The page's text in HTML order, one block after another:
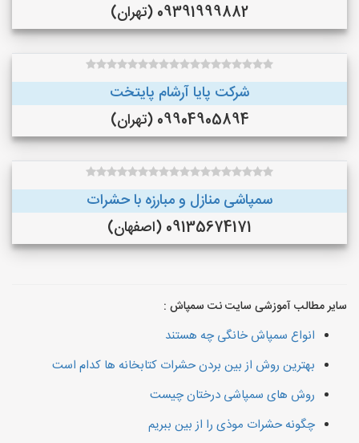
09391999882 (تهران)
شرکت پایا آرشام پایتخت
09904905894 (تهران)
سمپاشی منازل و مبارزه با حشرات
09135674171 (اصفهان)
سایر مطالب آموزشی سایت نت سمپاش :
انواع سمپاش خانگی چه هستند
بهترین روش از بین بردن حشرات کتابخانه ها کدام است
روش های سمپاشی درختان چیست
چگونه حشرات موذی را از بین ببریم